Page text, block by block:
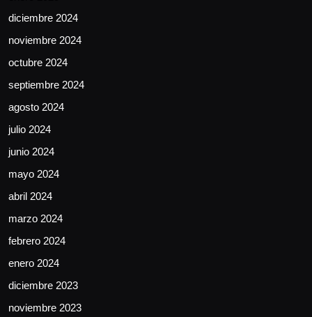
diciembre 2024
noviembre 2024
octubre 2024
septiembre 2024
agosto 2024
julio 2024
junio 2024
mayo 2024
abril 2024
marzo 2024
febrero 2024
enero 2024
diciembre 2023
noviembre 2023